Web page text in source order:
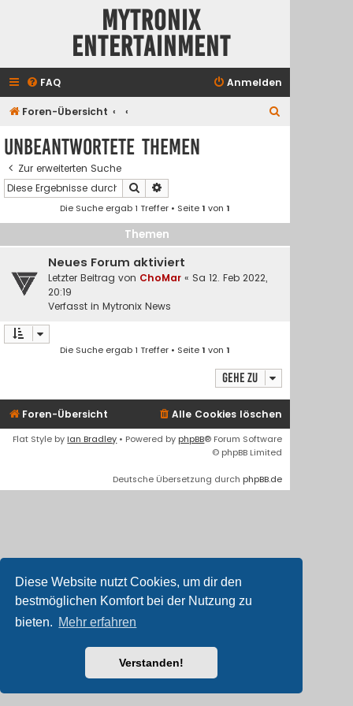
Diese Website nutzt Cookies, um dir den
bestmöglichen Komfort bei der Nutzung zu
bieten. Mehr erfahren
Verstanden!
Mytronix
Entertainment
FAQ Anmelden
Foren-Übersicht
Unbeantwortete Themen
Zur erweiterten Suche
Suche
Die Suche ergab 1 Treffer • Seite1 von1
Themen
Neues Forum aktiviert
Letzter Beitrag von ChoMar « Sa 12. Feb 2022,
20:19
Verfasst in Mytronix News
Die Suche ergab 1 Treffer • Seite1 von1
Gehe zu
Foren-Übersicht Alle Cookies löschen
Flat Style by Ian Bradley • Powered by phpBB® Forum Software
© phpBB Limited
Deutsche Übersetzung durch phpBB.de